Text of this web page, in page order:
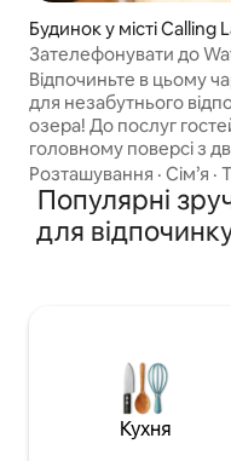
Будинок у місті Calling
Зателефонувати до
Відпочиньте в цьому
для незабутнього
озера! До послуг
головному поверсі з
спальними місцями,
кімната, мебльована
вітальня. У
розміру «king size» і
підходить для зустрічі
історіями під
відпочинку або
заміському будинку є
Розташування · Сім’я ·
Популярні
для
Кухня